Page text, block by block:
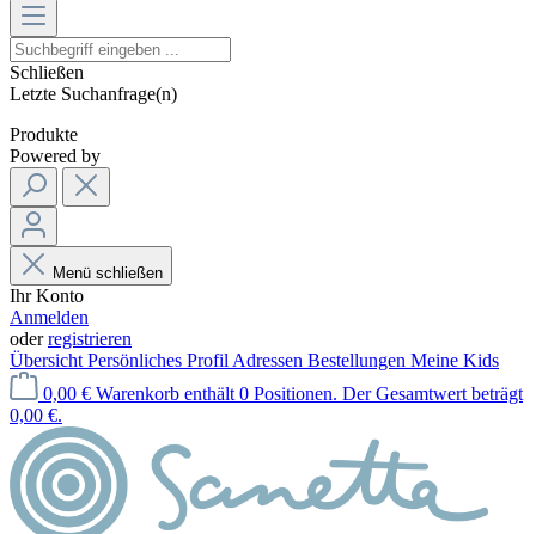
Schließen
Letzte Suchanfrage(n)
Produkte
Powered by
Menü schließen
Ihr Konto
Anmelden
oderregistrieren
Übersicht Persönliches Profil Adressen Bestellungen Meine Kids
0,00 € Warenkorb enthält 0 Positionen. Der Gesamtwert beträgt
0,00 €.